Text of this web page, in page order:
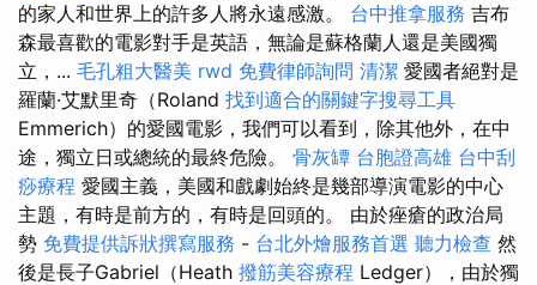
的家人和世界上的許多人將永遠感激。 台中推拿服務 吉布
森最喜歡的電影對手是英語，無論是蘇格蘭人還是美國獨
立，... 毛孔粗大醫美 rwd 免費律師詢問 清潔 愛國者絕對是
羅蘭·艾默里奇（Roland 找到適合的關鍵字搜尋工具
Emmerich）的愛國電影，我們可以看到，除其他外，在中
途，獨立日或總統的最終危險。 骨灰罈 台胞證高雄 台中刮
痧療程 愛國主義，美國和戲劇始終是幾部導演電影的中心
主題，有時是前方的，有時是回頭的。 由於痤瘡的政治局
勢 免費提供訴狀撰寫服務 - 台北外燴服務首選 聽力檢查 然
後是長子Gabriel（Heath 撥筋美容療程 Ledger），由於獨